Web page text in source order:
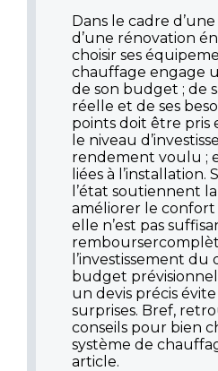
Dans le cadre
d’une rénovation
choisir ses
chauffage engage
de son budget ; de
réelle et de ses
points doit être pris
le niveau
rendement voulu ;
liées à l’installation.
l’état soutiennent
améliorer le confort
elle n’est pas
l’investissement du
budget prévisionnel
un devis précis
surprises. Bref,
conseils pour bien
système de
article.